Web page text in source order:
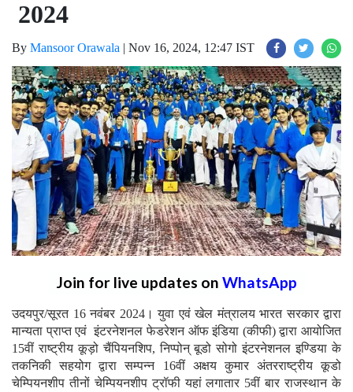
2024
By Mansoor Orawala | Nov 16, 2024, 12:47 IST
Join for live updates on WhatsApp
उदयपुर/सूरत 16 नवंबर 2024। युवा एवं खेल मंत्रालय भारत सरकार द्वारा
मान्यता प्राप्त एवं इंटरनेशनल फेडरेशन ऑफ इंडिया (कीफी) द्वारा आयोजित
15वीं राष्ट्रीय कूड़ो चैंपियनशिप, निप्पोन् बूडो सोगो इंटरनेशनल इण्डिया के
तकनिकी सहयोग द्वारा सम्पन्न 16वीं अक्षय कुमार अंतरराष्ट्रीय कूडो
चेम्पियनशीप तीनों चेम्पियनशीप ट्रॉफी यहां लगातार 5वीं बार राजस्थान के